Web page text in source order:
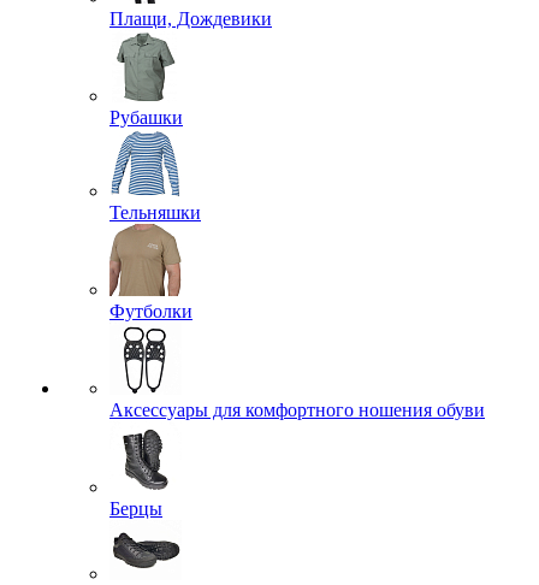
Плащи, Дождевики
Рубашки
Тельняшки
Футболки
Аксессуары для комфортного ношения обуви
Берцы